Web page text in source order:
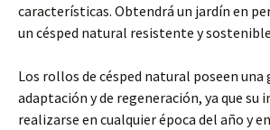
características. Obtendrá un jardín en
un césped natural resistente y
Los rollos de césped natural poseen una
adaptación y de regeneración, ya que su
realizarse en cualquier época del año y